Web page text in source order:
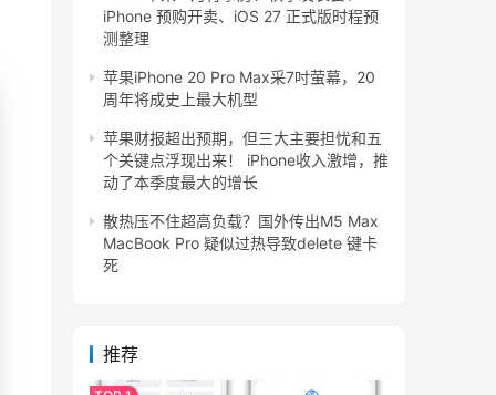
iPhone 预购开卖、iOS 27 正式版时程预
测整理
苹果iPhone 20 Pro Max采7吋萤幕，20
周年将成史上最大机型
苹果财报超出预期，但三大主要担忧和五
个关键点浮现出来！ iPhone收入激增，推
动了本季度最大的增长
散热压不住超高负载？国外传出M5 Max
MacBook Pro 疑似过热导致delete 键卡
死
推荐